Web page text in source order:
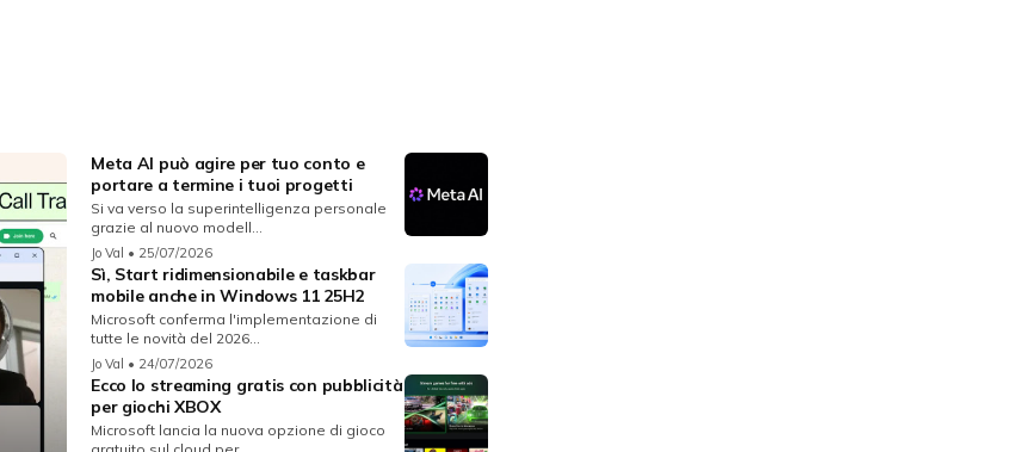
Meta AI può agire per tuo conto e
portare a termine i tuoi progetti
Si va verso la superintelligenza personale
grazie al nuovo modell...
Jo Val • 25/07/2026
Sì, Start ridimensionabile e taskbar
mobile anche in Windows 11 25H2
Microsoft conferma l'implementazione di
tutte le novità del 2026...
Jo Val • 24/07/2026
Ecco lo streaming gratis con pubblicità
per giochi XBOX
Microsoft lancia la nuova opzione di gioco